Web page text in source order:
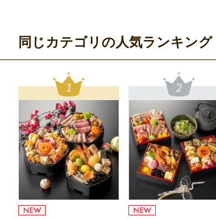
同じカテゴリの人気ランキング